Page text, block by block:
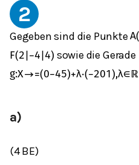
2
Gegeben sind die PunkteA(
F(2 −4 4) sowie die Gerade
g:X→=(0−45)+λ⋅(−201 ),λ∈ ℝ
a)
(4 BE)